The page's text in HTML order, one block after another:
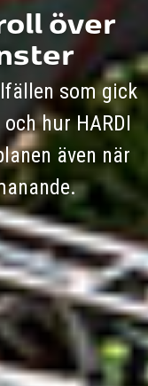
över
som gick
hur HARDI
även när